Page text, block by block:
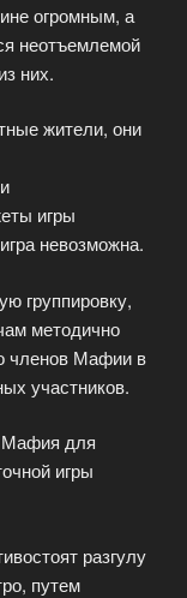
огромным, а
неотъемлемой
них.
жители, они
игры
невозможна.
группировку,
методично
членов Мафии в
участников.
для
игры
разгулу
путем